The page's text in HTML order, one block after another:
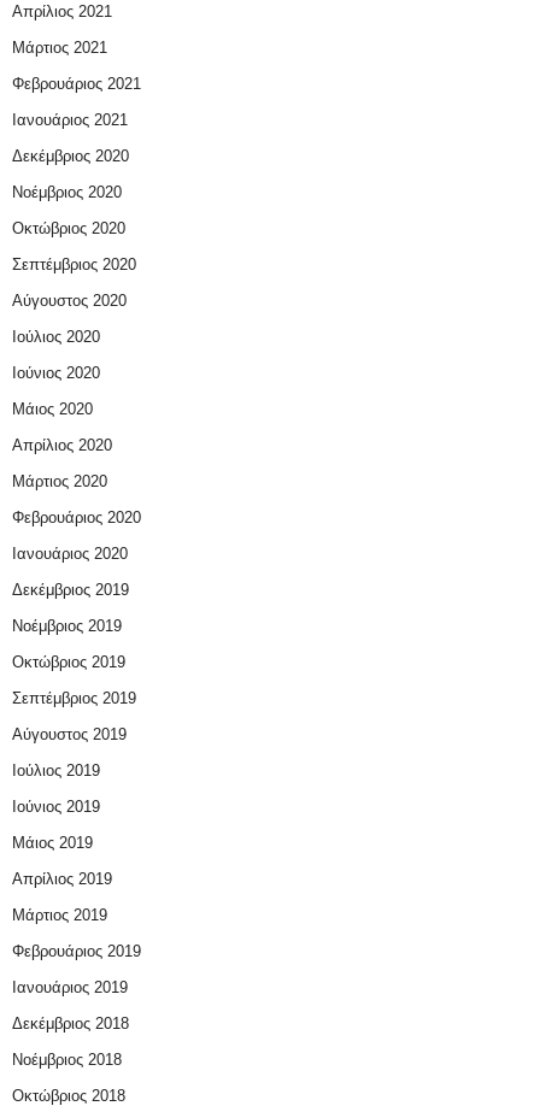
Απρίλιος 2021
Μάρτιος 2021
Φεβρουάριος 2021
Ιανουάριος 2021
Δεκέμβριος 2020
Νοέμβριος 2020
Οκτώβριος 2020
Σεπτέμβριος 2020
Αύγουστος 2020
Ιούλιος 2020
Ιούνιος 2020
Μάιος 2020
Απρίλιος 2020
Μάρτιος 2020
Φεβρουάριος 2020
Ιανουάριος 2020
Δεκέμβριος 2019
Νοέμβριος 2019
Οκτώβριος 2019
Σεπτέμβριος 2019
Αύγουστος 2019
Ιούλιος 2019
Ιούνιος 2019
Μάιος 2019
Απρίλιος 2019
Μάρτιος 2019
Φεβρουάριος 2019
Ιανουάριος 2019
Δεκέμβριος 2018
Νοέμβριος 2018
Οκτώβριος 2018